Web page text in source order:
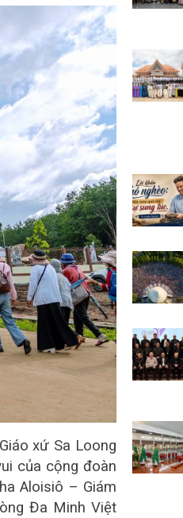
xứ Sa Loong
của cộng đoàn
Aloisiô – Giám
Đa Minh Việt